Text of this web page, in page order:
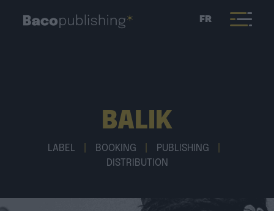
FR
BALIK
LABEL BOOKING PUBLISHING
DISTRIBUTION